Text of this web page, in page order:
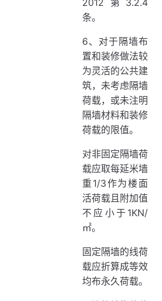
2012第3.2.4
条。
6、对于隔墙布
置和装修做法较
为灵活的公共建
筑，未考虑隔墙
荷载，或未注明
隔墙材料和装修
荷载的限值。
对非固定隔墙荷
载应取每延米墙
重1/3作为楼面
活荷载且附加值
不应小于1KN/
㎡。
固定隔墙的线荷
载应折算成等效
均布永久荷载。